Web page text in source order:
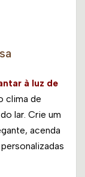
à luz de
clima de
lar. Crie um
acenda